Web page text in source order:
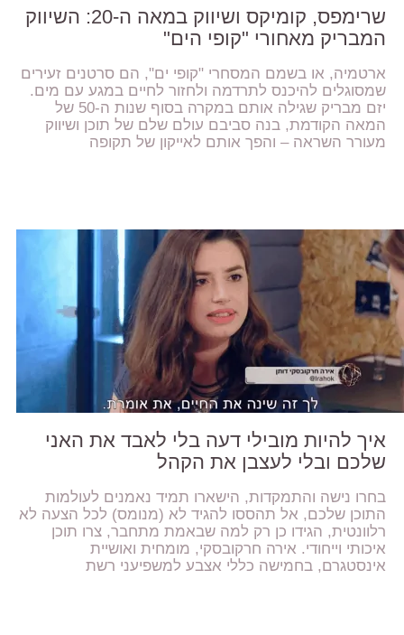
שרימפס, קומיקס ושיווק במאה ה-20: השיווק
המבריק מאחורי "קופי הים"
ארטמיה, או בשמם המסחרי "קופי ים", הם סרטנים זעירים
שמסוגלים להיכנס לתרדמה ולחזור לחיים במגע עם מים.
יזם מבריק שגילה אותם במקרה בסוף שנות ה-50 של
המאה הקודמת, בנה סביבם עולם שלם של תוכן ושיווק
מעורר השראה – והפך אותם לאייקון של תקופה
איך להיות מובילי דעה בלי לאבד את האני
שלכם ובלי לעצבן את הקהל
בחרו נישה והתמקדות, הישארו תמיד נאמנים לעולמות
התוכן שלכם, אל תהססו להגיד לא (מנומס) לכל הצעה לא
רלוונטית, הגידו כן רק למה שבאמת מתחבר, צרו תוכן
איכותי וייחודי. אירה חרקובסקי, מומחית ואושיית
אינסטגרם, בחמישה כללי אצבע למשפיעני רשת